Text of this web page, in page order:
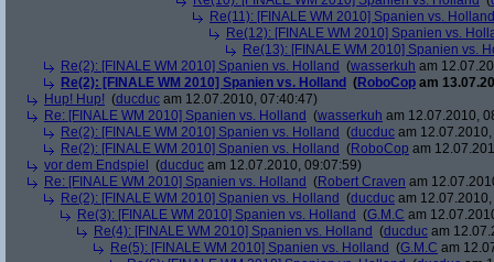
Re(11): [FINALE WM 2010] Spanien vs. Holland
Re(12): [FINALE WM 2010] Spanien vs.
Re(13): [FINALE WM 2010] Spanien vs.
Re(2): [FINALE WM 2010] Spanien vs. Holland (wasserkuh am
Re(2): [FINALE WM 2010] Spanien vs. Holland (RoboCop am
Hup! Hup! (ducduc am 12.07.2010, 07:40:47)
Re: [FINALE WM 2010] Spanien vs. Holland (wasserkuh am 12.07.2010,
Re(2): [FINALE WM 2010] Spanien vs. Holland (ducduc am
Re(2): [FINALE WM 2010] Spanien vs. Holland (RoboCop am
vor dem Endspiel
(ducduc am 12.07.2010, 09:07:59)
Re: [FINALE WM 2010] Spanien vs. Holland (Robert Craven am
Re(2): [FINALE WM 2010] Spanien vs. Holland (ducduc am
Re(3): [FINALE WM 2010] Spanien vs. Holland (G.M.C am
Re(4): [FINALE WM 2010] Spanien vs. Holland (ducduc am
Re(5): [FINALE WM 2010] Spanien vs. Holland (G.M.C am